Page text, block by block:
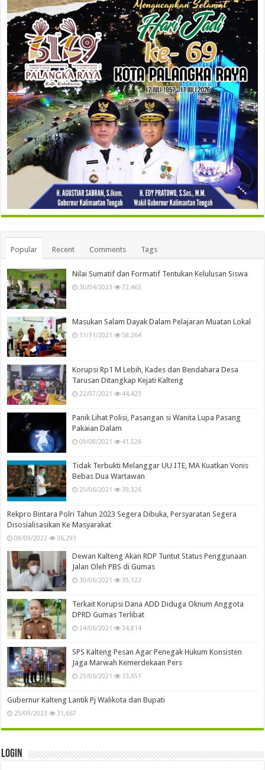
Popular Recent Comments Tags
Nilai Sumatif dan Formatif Tentukan Kelulusan Siswa
30/04/2023 72,463
Masukan Salam Dayak Dalam Pelajaran Muatan Lokal
11/11/2021 58,264
Korupsi Rp1 M Lebih, Kades dan Bendahara Desa
Tarusan Ditangkap Kejati Kalteng
22/07/2021 44,423
Panik Lihat Polisi, Pasangan si Wanita Lupa Pasang
Pakaian Dalam
09/08/2021 41,526
Tidak Terbukti Melanggar UU ITE, MA Kuatkan Vonis
Bebas Dua Wartawan
25/06/2021 39,326
Rekpro Bintara Polri Tahun 2023 Segera Dibuka, Persyaratan Segera
Disosialisasikan Ke Masyarakat
08/09/2022 36,293
Dewan Kalteng Akan RDP Tuntut Status Penggunaan
Jalan Oleh PBS di Gumas
30/06/2021 35,122
Terkait Korupsi Dana ADD Diduga Oknum Anggota
DPRD Gumas Terlibat
24/06/2021 34,814
SPS Kalteng Pesan Agar Penegak Hukum Konsisten
Jaga Marwah Kemerdekaan Pers
25/06/2021 33,651
Gubernur Kalteng Lantik Pj Walikota dan Bupati
25/09/2023 31,667
Login